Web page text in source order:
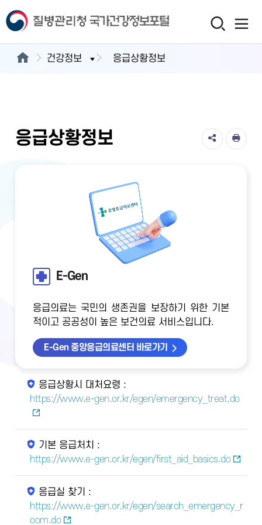
건강정보 응급상황정보
응급상황정보
E-Gen
응급의료는 국민의 생존권을 보장하기 위한 기본
적이고 공공성이 높은 보건의료 서비스입니다.
E-Gen 중앙응급의료센터 바로가기
응급상황시 대처요령 :
https://www.e-gen.or.kr/egen/emergency_treat.do
기본 응급처치 :
https://www.e-gen.or.kr/egen/first_aid_basics.do
응급실 찾기 :
https://www.e-gen.or.kr/egen/search_emergency_r
oom.do